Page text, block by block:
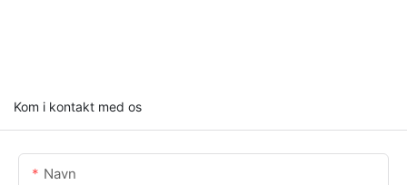
Kom i kontakt med os
Navn